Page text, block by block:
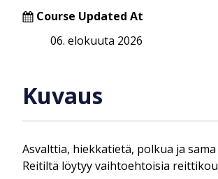
Course Updated At
06. elokuuta 2026
Kuvaus
Asvalttia, hiekkatietä, polkua ja
Reitiltä löytyy vaihtoehtoisia